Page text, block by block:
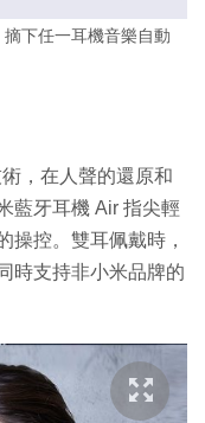
下任一耳機音樂自動
，在人聲的還原和
藍牙耳機 Air 指尖輕
操控。雙耳佩戴時，
時支持非小米品牌的